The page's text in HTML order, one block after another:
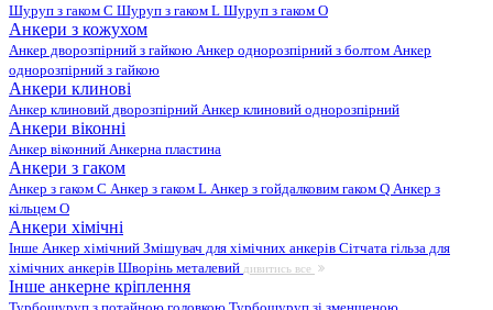
Шуруп з гаком C Шуруп з гаком L Шуруп з гаком O
Анкери з кожухом
Анкер дворозпірний з гайкою Анкер однорозпірний з болтом Анкер
однорозпірний з гайкою
Анкери клинові
Анкер клиновий дворозпірний Анкер клиновий однорозпірний
Анкери віконні
Анкер віконний Анкерна пластина
Анкери з гаком
Анкер з гаком C Анкер з гаком L Анкер з гойдалковим гаком Q Анкер з
кільцем O
Анкери хімічні
Інше Анкер хімічний Змішувач для хімічних анкерів Сітчата гільза для
хімічних анкерів Шворінь металевий дивитись все
Інше анкерне кріплення